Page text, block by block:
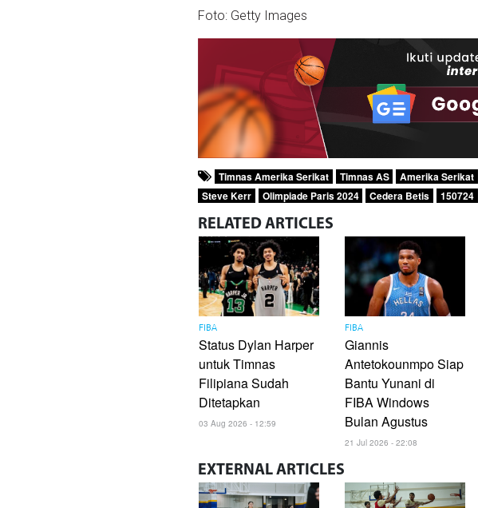
Foto: Getty Images
Timnas Amerika Serikat Timnas AS Amerika Serikat
Steve Kerr
Olimpiade Paris 2024 Cedera Betis 150724
RELATED ARTICLES
FIBA
Status Dylan Harper
untuk Timnas
Filipiana Sudah
Ditetapkan
03 Aug 2026 - 12:59
FIBA
Giannis
Antetokounmpo Siap
Bantu Yunani di
FIBA Windows
Bulan Agustus
21 Jul 2026 - 22:08
EXTERNAL ARTICLES